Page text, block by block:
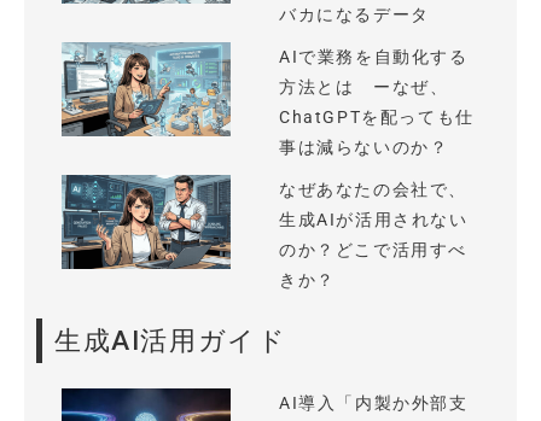
バカになるデータ
AIで業務を自動化する
方法とは ーなぜ、
ChatGPTを配っても仕
事は減らないのか？
なぜあなたの会社で、
生成AIが活用されない
のか？どこで活用すべ
きか？
生成AI活用ガイド
AI導入「内製か外部支